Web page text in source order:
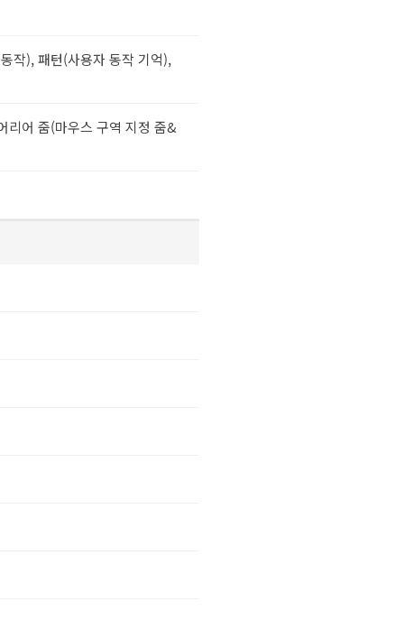
작), 패턴(사용자 동작 기억),
리어 줌(마우스 구역 지정 줌&